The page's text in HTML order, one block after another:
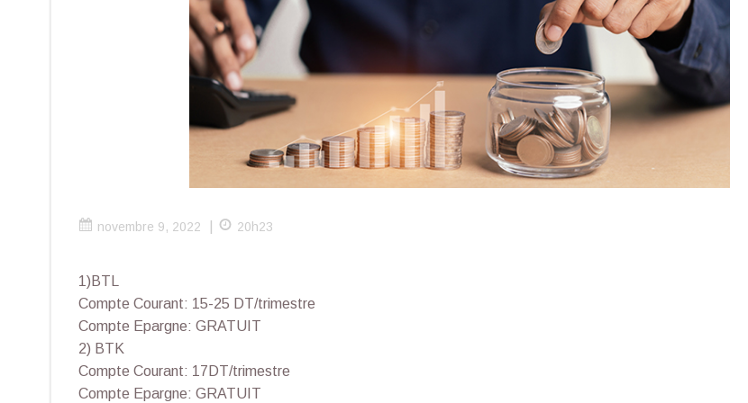
novembre 9, 2022 20h23
1)BTL
Compte Courant: 15-25 DT/trimestre
Compte Epargne: GRATUIT
2) BTK
Compte Courant: 17DT/trimestre
Compte Epargne: GRATUIT